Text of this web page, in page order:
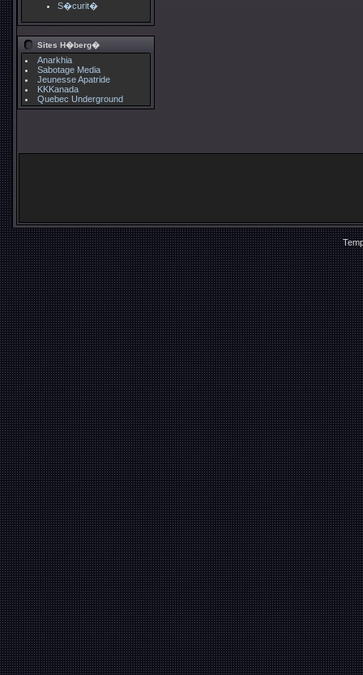
S�curit�
Sites H�berg�
Anarkhia
Sabotage Media
Jeunesse Apatride
KKKanada
Quebec Underground